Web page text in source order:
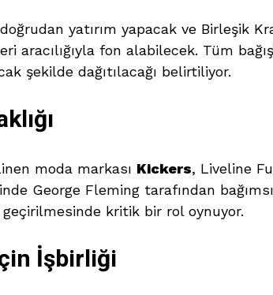
yatırım yapacak ve Birleşik
aracılığıyla fon alabilecek. Tüm
şekilde dağıtılacağı belirtiliyor.
moda markası Kickers, Liveline
George Fleming tarafından
kritik bir rol oynuyor.
İşbirliği